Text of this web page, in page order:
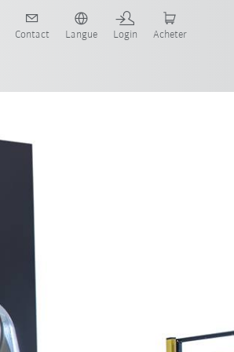
Contact Langue Login Acheter